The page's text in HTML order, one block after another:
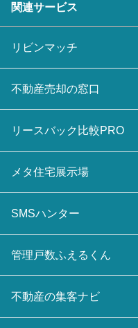
関連サービス
リビンマッチ
不動産売却の窓口
リースバック比較PRO
メタ住宅展示場
SMSハンター
管理戸数ふえるくん
不動産の集客ナビ